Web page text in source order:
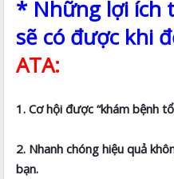
* Những lợi ích
sẽ có được khi
ATA:
1. Cơ hội được “khám bệnh
2. Nhanh chóng hiệu quả
bạn.